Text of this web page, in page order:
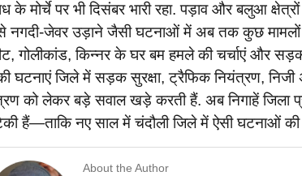
के मोर्चे पर भी दिसंबर भारी रहा. पड़ाव और बलुआ
नगदी-जेवर उड़ाने जैसी घटनाओं में अब तक कुछ मामलों
गोलीकांड, किन्नर के घर बम हमले की चर्चाएं और
घटनाएं जिले में सड़क सुरक्षा, ट्रैफिक नियंत्रण, निजी
को लेकर बड़े सवाल खड़े करती हैं. अब निगाहें जिला
हैं—ताकि नए साल में चंदौली जिले में ऐसी घटनाओं की
About the Author